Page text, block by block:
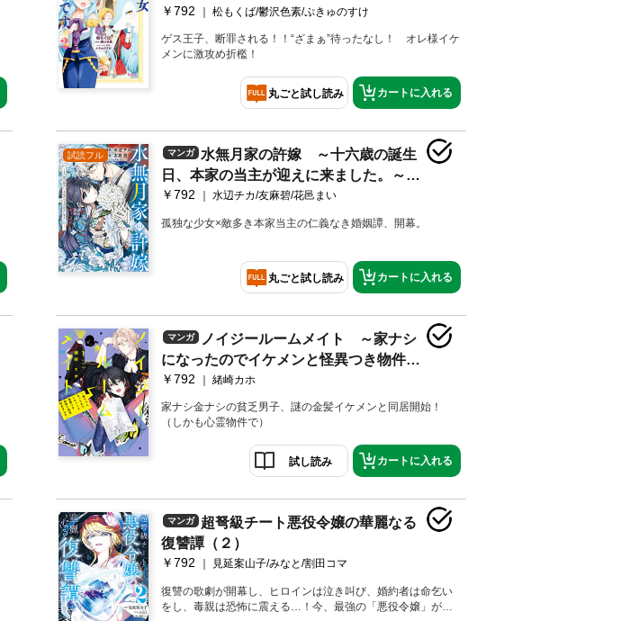
（２） 【電子限定描きおろしペーパー
付き】
￥792 松もくば/鬱沢色素/ぷきゅのすけ
ゲス王子、断罪される！！“ざまぁ”待ったなし！ オレ様イケ
メンに激攻め折檻！
丸ごと試し読み カートに入れる
試読フル マンガ
水無月家の許嫁 ～十六歳の誕生
日、本家の当主が迎えに来ました。～
（１） 【電子限定描きおろしペーパー
付き】
￥792 水辺チカ/友麻碧/花邑まい
孤独な少女×敵多き本家当主の仁義なき婚姻譚、開幕。
丸ごと試し読み カートに入れる
マンガ
ノイジールームメイト ～家ナシ
になったのでイケメンと怪異つき物件で
同居始めました～（１）
￥792 緒崎カホ
家ナシ金ナシの貧乏男子、謎の金髪イケメンと同居開始！
（しかも心霊物件で）
試し読み カートに入れる
マンガ
超弩級チート悪役令嬢の華麗なる
復讐譚（２）
￥792 見延案山子/みなと/割田コマ
復讐の歌劇が開幕し、ヒロインは泣き叫び、婚約者は命乞い
をし、毒親は恐怖に震える…！今、最強の「悪役令嬢」が、